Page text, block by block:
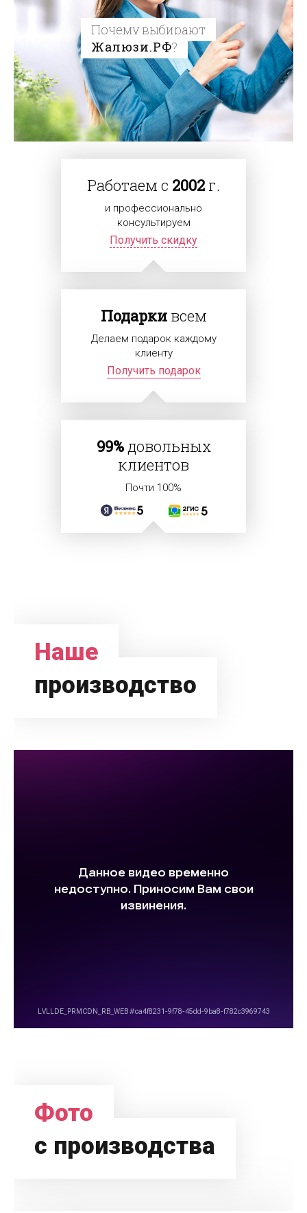
Почему выбирают
Жалюзи.РФ?
Работаем с 2002 г.
и профессионально
консультируем
Получить скидку
Подаркивсем
Делаем подарок каждому
клиенту
Получить подарок
99%довольных
клиентов
Почти 100%
Наше
производство
Фото
с производства